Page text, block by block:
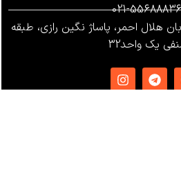
021-
هلال احمر، پاساژ نگین رازی، طبقه
یک واحد32